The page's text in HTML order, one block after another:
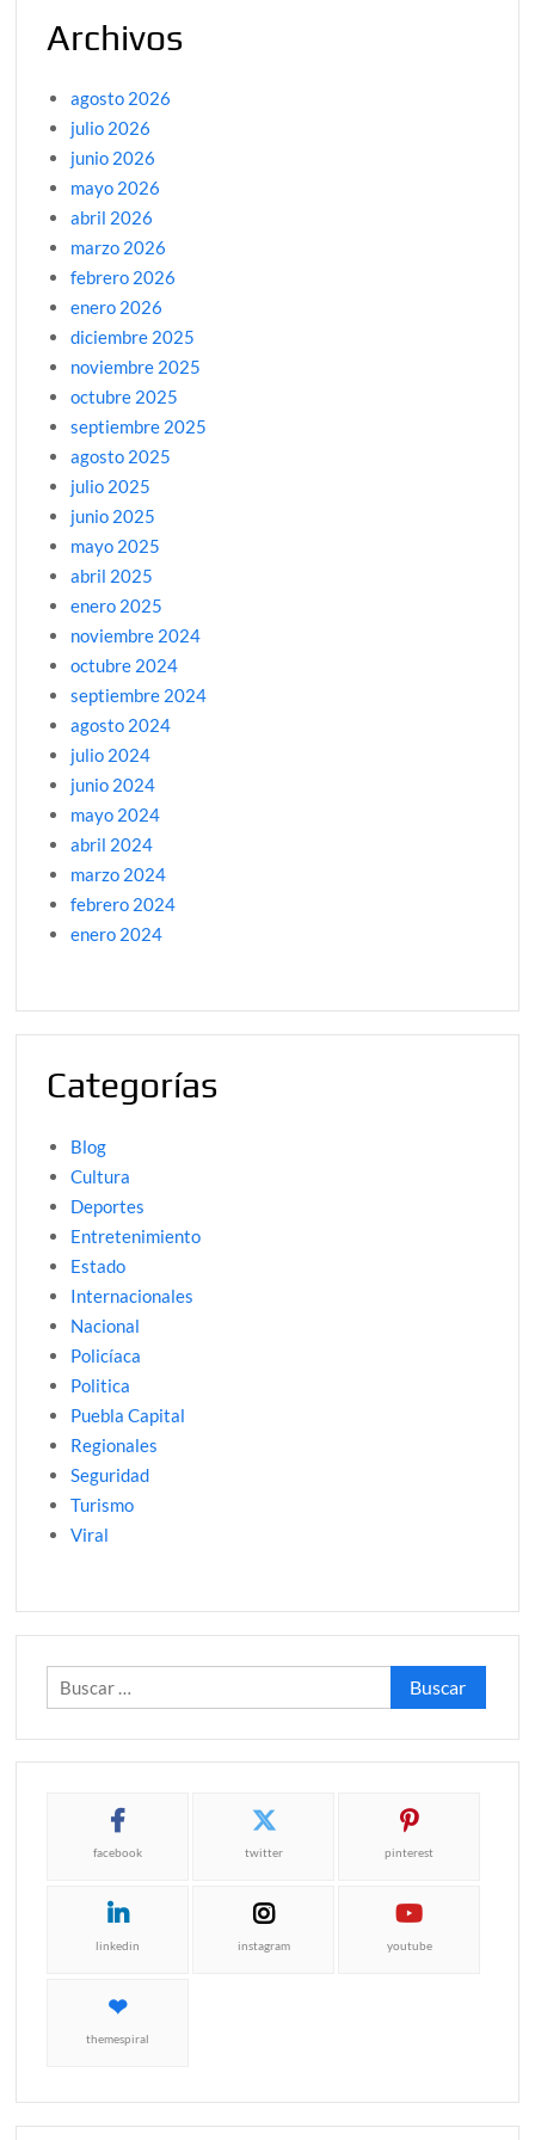
Archivos
agosto 2026
julio 2026
junio 2026
mayo 2026
abril 2026
marzo 2026
febrero 2026
enero 2026
diciembre 2025
noviembre 2025
octubre 2025
septiembre 2025
agosto 2025
julio 2025
junio 2025
mayo 2025
abril 2025
enero 2025
noviembre 2024
octubre 2024
septiembre 2024
agosto 2024
julio 2024
junio 2024
mayo 2024
abril 2024
marzo 2024
febrero 2024
enero 2024
Categorías
Blog
Cultura
Deportes
Entretenimiento
Estado
Internacionales
Nacional
Policíaca
Politica
Puebla Capital
Regionales
Seguridad
Turismo
Viral
Buscar:
facebook twitter pinterest
linkedin instagram youtube
themespiral